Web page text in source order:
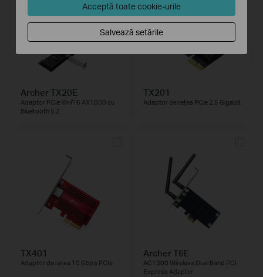
Archer TX20E
Adaptor PCle Wi-Fi 6 AX1800 cu
Bluetooth 5.2
TX201
Adaptor de rețea PCle 2.5 Gigabit
TX401
Adaptor de rețea 10 Gbps PCIe
Archer T6E
AC1300 Wireless Dual Band PCI
Express Adapter
Acceptă toate cookie-urile
Salvează setările